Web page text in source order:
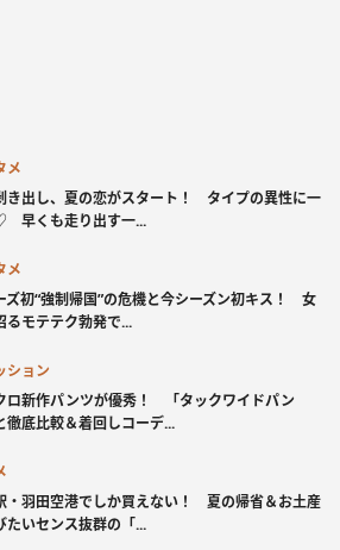
メ
き出し、夏の恋がスタート！ タイプの異性に一
早くも走り出す一...
メ
ズ初“強制帰国”の危機と今シーズン初キス！ 女
るモテテク勃発で...
ション
ロ新作パンツが優秀！ 「タックワイドパン
徹底比較＆着回しコーデ...
・羽田空港でしか買えない！ 夏の帰省＆お土産
たいセンス抜群の「...